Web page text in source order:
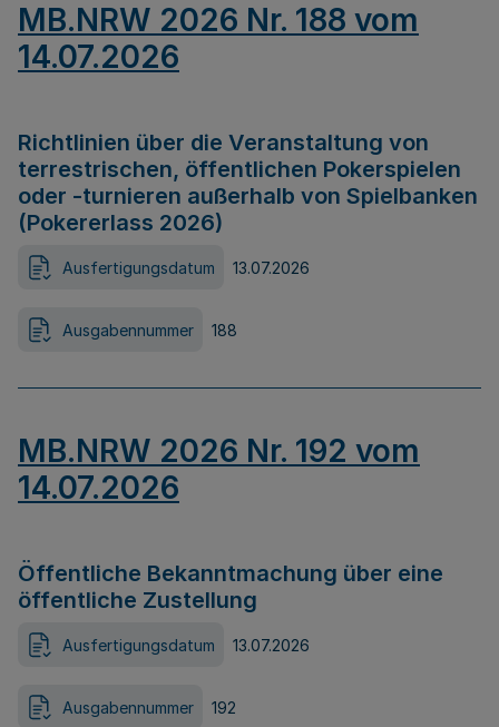
MB.NRW 2026 Nr. 188 vom
14.07.2026
Richtlinien über die Veranstaltung von
terrestrischen, öffentlichen Pokerspielen
oder -turnieren außerhalb von Spielbanken
(Pokererlass 2026)
Ausfertigungsdatum 13.07.2026
Ausgabennummer 188
MB.NRW 2026 Nr. 192 vom
14.07.2026
Öffentliche Bekanntmachung über eine
öffentliche Zustellung
Ausfertigungsdatum 13.07.2026
Ausgabennummer 192